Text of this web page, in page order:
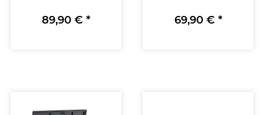
89,90 € * 69,90 € *